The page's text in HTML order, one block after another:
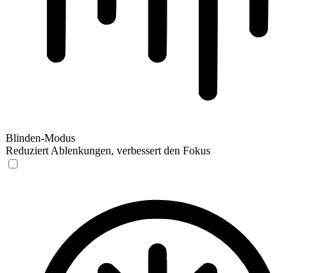
Blinden-Modus
Reduziert Ablenkungen, verbessert den Fokus